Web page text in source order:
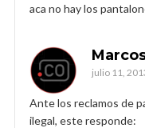
aca no hay los
julio 11,
Ante los reclamos de
ilegal, este responde: